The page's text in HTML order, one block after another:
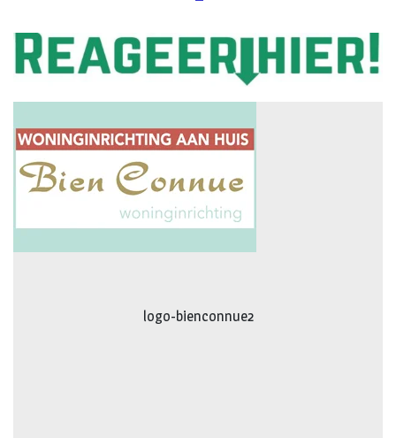
logo-movimiento.fw